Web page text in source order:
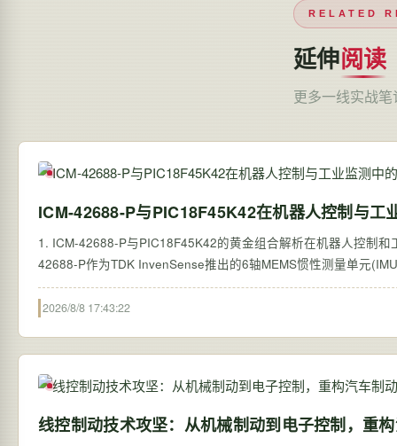
RELATED
延伸阅读
更多一线实战
ICM-42688-P与PIC18F45K42在机器人控制与工
1. ICM-42688-P与PIC18F45K42的黄金组合解析在机器人控制
42688-P作为TDK InvenSense推出的6轴MEMS惯性测量单元
装…
2026/8/8 17:43:22
线控制动技术攻坚：从机械制动到电子控制，重